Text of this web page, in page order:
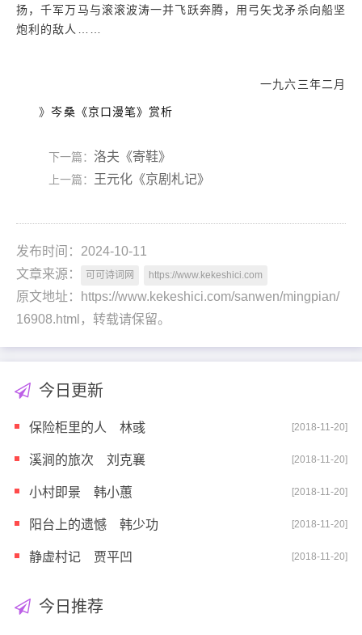
扬，千军万马与滚滚波涛一并飞跃奔腾，用弓矢戈矛杀向船坚
炮利的敌人……
一九六三年二月
》岑桑《京口漫笔》赏析
下一篇： 洛夫《寄鞋》
上一篇： 王元化《京剧札记》
发布时间：2024-10-11
文章来源：
可可诗词网 https://www.kekeshici.com
原文地址：https://www.kekeshici.com/sanwen/mingpian/
16908.html，转载请保留。
今日更新
保险柜里的人 林彧 [2018-11-20]
溪涧的旅次 刘克襄 [2018-11-20]
小村即景 韩小蕙 [2018-11-20]
阳台上的遗憾 韩少功 [2018-11-20]
静虚村记 贾平凹 [2018-11-20]
今日推荐